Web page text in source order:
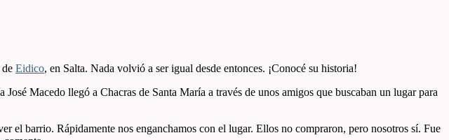
Eidico, en Salta. Nada volvió a ser igual desde entonces. ¡Conocé su historia!
Macedo llegó a Chacras de Santa María a través de unos amigos que buscaban un lugar para
el barrio. Rápidamente nos enganchamos con el lugar. Ellos no compraron, pero nosotros sí. Fue